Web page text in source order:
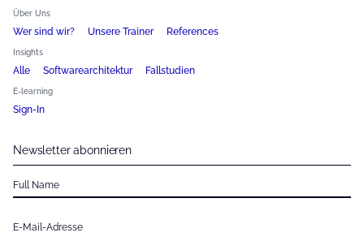
Über Uns
Wer sind wir? Unsere Trainer References
Insights
Alle Softwarearchitektur Fallstudien
E-learning
Sign-In
Newsletter abonnieren
Full Name
E-Mail-Adresse